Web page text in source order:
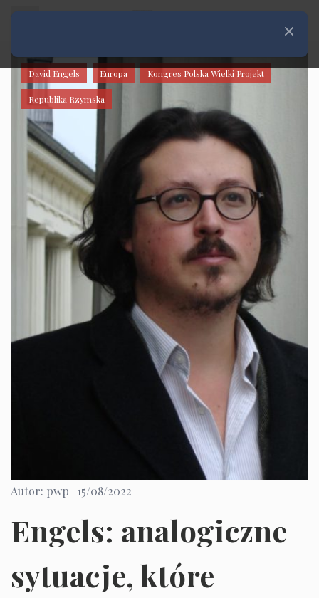
David Engels Europa Kongres Polska Wielki Projekt
Republika Rzymska
Autor: pwp | 15/08/2022
Engels: analogiczne
sytuacje, które
Zamknij